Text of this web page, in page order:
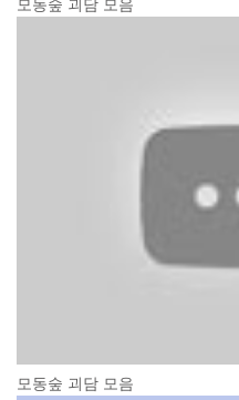
모동숲 괴담 모음
모동숲 괴담 모음